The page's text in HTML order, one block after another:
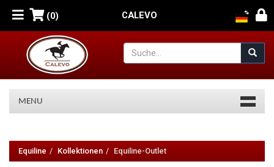
(0) CALEVO
MENU
Outlet
Equiline Kollektionen Equiline-Outlet